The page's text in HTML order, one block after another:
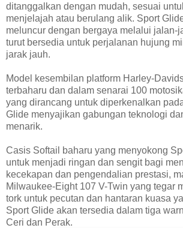
ditanggalkan dengan mudah, sesuai
menjelajah atau berulang alik. Sport
meluncur dengan bergaya melalui jalan-
turut bersedia untuk perjalanan hujung
jarak jauh.
Model kesembilan platform Harley-
terbaharu dan dalam senarai 100
yang dirancang untuk diperkenalkan
Glide menyajikan gabungan teknologi
menarik.
Casis Softail baharu yang menyokong
untuk menjadi ringan dan sengit bagi
kecekapan dan pengendalian prestasi,
Milwaukee-Eight 107 V-Twin yang tegar
tork untuk pecutan dan hantaran kuasa
Sport Glide akan tersedia dalam tiga
Ceri dan Perak.